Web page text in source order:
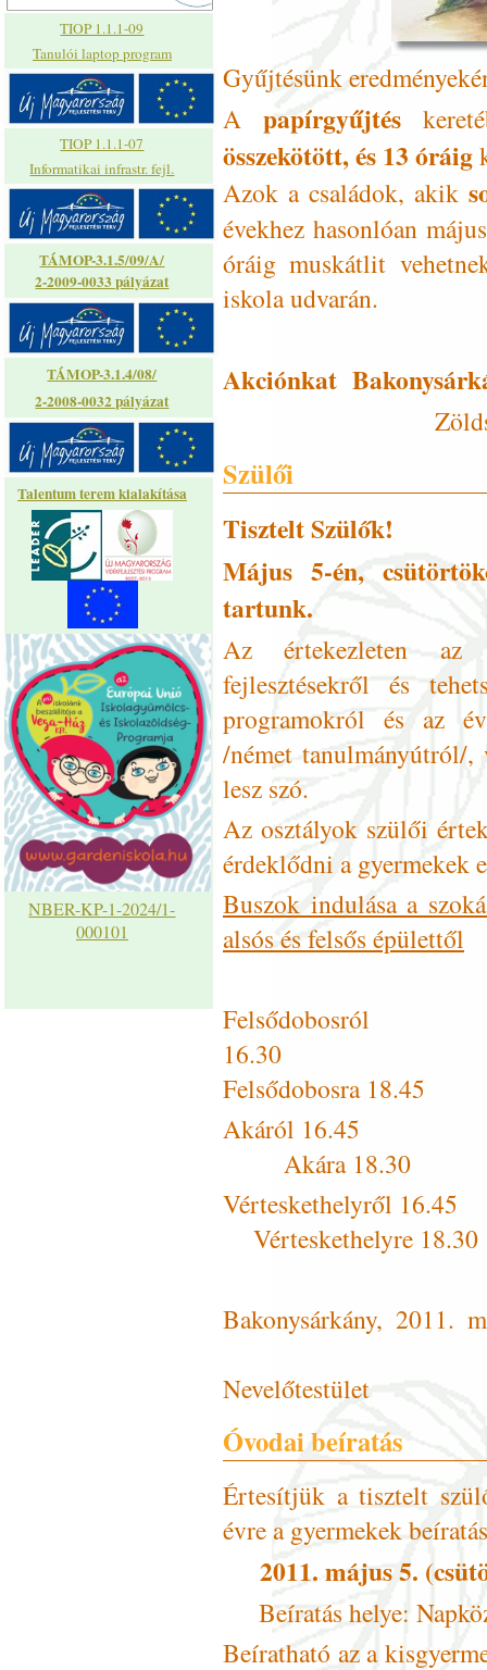
TIOP 1.1.1-09
Tanulói laptop program
TIOP 1.1.1-07
Informatikai infrastr. fejl.
TÁMOP-3.1.5/09/A/
2-2009-0033 pályázat
TÁMOP-3.1.4/08/
2-2008-0032 pályázat
Talentum terem kialakítása
NBER-KP-1-2024/1-
000101
Gyűjtésünk
A papírgyűjtés
összekötött, és 13 óráig
Azok a családok, akik
évekhez hasonlóan
óráig muskátlit
iskola udvarán.
Akciónkat
Szülői
Tisztelt Szülők!
Május 5-én,
tartunk.
Az értekezleten az
fejlesztésekről és
programokról és az
/német tanulmányútról/
lesz szó.
Az osztályok szülői
érdeklődni a gyermekek
Buszok indulása a
alsós és felsős épülettől
Felsődobosról
Felsődobosra 18.45
Akára 18.30
Vérteskethelyre 18.30
Nevelőtestület
Óvodai beíratás
Értesítjük a tisztelt
évre a gyermekek
2011. május 5.
Beíratás helye:
Beíratható az a